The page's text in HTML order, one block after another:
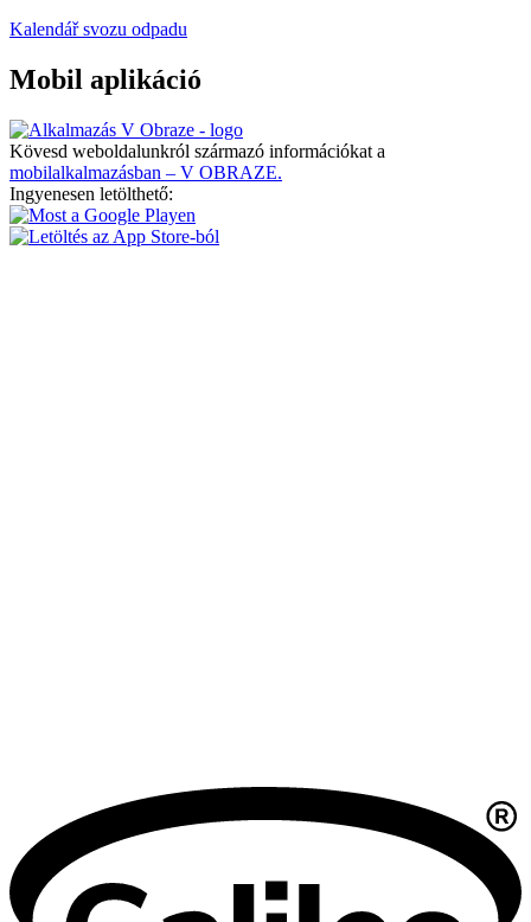
Kalendář svozu odpadu
Mobil aplikáció
Kövesd weboldalunkról származó információkat a
mobilalkalmazásban – V OBRAZE.
Ingyenesen letölthető: